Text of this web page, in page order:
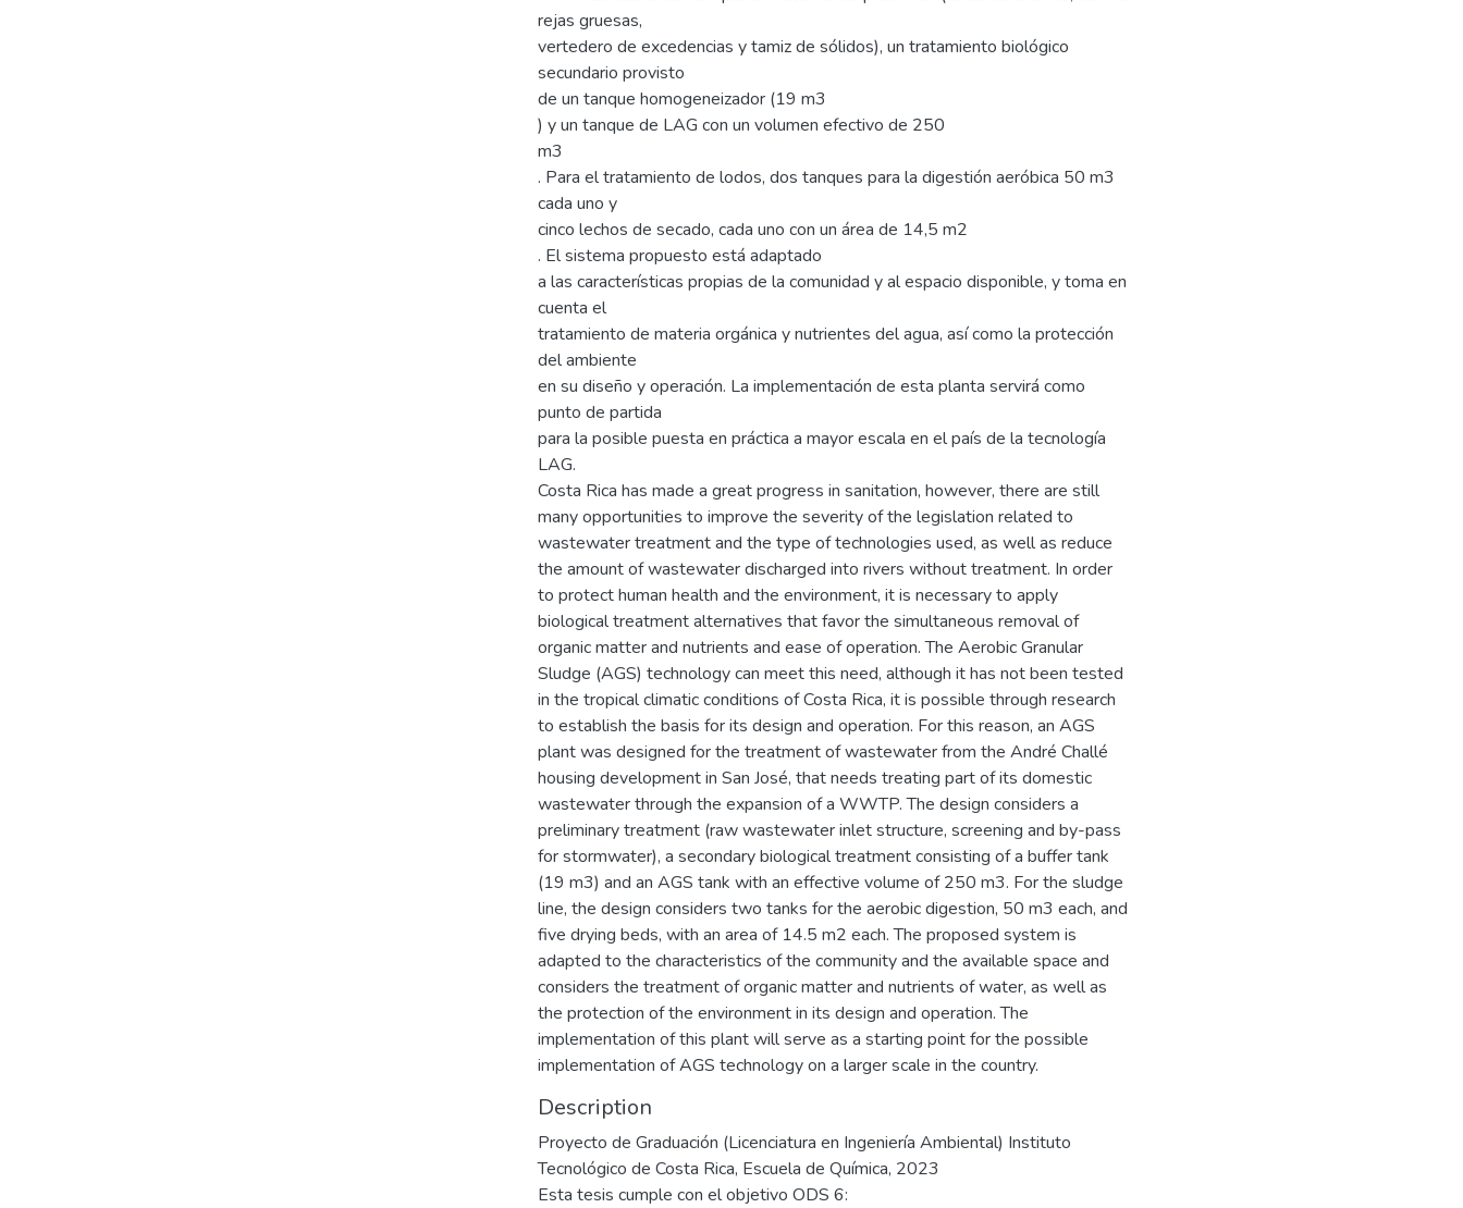
rejas gruesas,
vertedero de excedencias y tamiz de sólidos), un tratamiento biológico
secundario provisto
de un tanque homogeneizador (19 m3
) y un tanque de LAG con un volumen efectivo de 250
m3
. Para el tratamiento de lodos, dos tanques para la digestión aeróbica 50 m3
cada uno y
cinco lechos de secado, cada uno con un área de 14,5 m2
. El sistema propuesto está adaptado
a las características propias de la comunidad y al espacio disponible, y toma en
cuenta el
tratamiento de materia orgánica y nutrientes del agua, así como la protección
del ambiente
en su diseño y operación. La implementación de esta planta servirá como
punto de partida
para la posible puesta en práctica a mayor escala en el país de la tecnología
LAG.
Costa Rica has made a great progress in sanitation, however, there are still
many opportunities to improve the severity of the legislation related to
wastewater treatment and the type of technologies used, as well as reduce
the amount of wastewater discharged into rivers without treatment. In order
to protect human health and the environment, it is necessary to apply
biological treatment alternatives that favor the simultaneous removal of
organic matter and nutrients and ease of operation. The Aerobic Granular
Sludge (AGS) technology can meet this need, although it has not been tested
in the tropical climatic conditions of Costa Rica, it is possible through research
to establish the basis for its design and operation. For this reason, an AGS
plant was designed for the treatment of wastewater from the André Challé
housing development in San José, that needs treating part of its domestic
wastewater through the expansion of a WWTP. The design considers a
preliminary treatment (raw wastewater inlet structure, screening and by-pass
for stormwater), a secondary biological treatment consisting of a buffer tank
(19 m3) and an AGS tank with an effective volume of 250 m3. For the sludge
line, the design considers two tanks for the aerobic digestion, 50 m3 each, and
five drying beds, with an area of 14.5 m2 each. The proposed system is
adapted to the characteristics of the community and the available space and
considers the treatment of organic matter and nutrients of water, as well as
the protection of the environment in its design and operation. The
implementation of this plant will serve as a starting point for the possible
implementation of AGS technology on a larger scale in the country.
Description
Proyecto de Graduación (Licenciatura en Ingeniería Ambiental) Instituto
Tecnológico de Costa Rica, Escuela de Química, 2023
Esta tesis cumple con el objetivo ODS 6: